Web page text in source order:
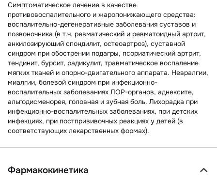
Симптоматическое лечение в качестве
противовоспалительного и жаропонижающего средства:
воспалительно-дегенеративные заболевания суставов и
позвоночника (в т.ч. ревматический и ревматоидный артрит,
анкилозирующий спондилит, остеоартроз), суставной
синдром при обострении подагры, псориатический артрит,
тендинит, бурсит, радикулит, травматическое воспаление
мягких тканей и опорно-двигательного аппарата. Невралгии,
миалгии, болевой синдром при инфекционно-
воспалительных заболеваниях ЛОР-органов, аднексите,
альгодисменорея, головная и зубная боль. Лихорадка при
инфекционно-воспалительных заболеваниях, при детских
инфекциях, при постпрививочных реакциях у детей (в
соответствующих лекарственных формах).
Фармакокинетика